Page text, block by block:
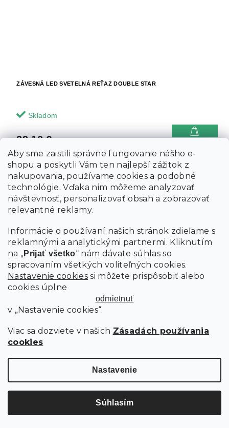
Aby sme zaistili správne fungovanie nášho e-
shopu a poskytli Vám ten najlepší zážitok z
nakupovania, používame cookies a podobné
technológie. Vďaka nim môžeme analyzovať
návštevnosť, personalizovať obsah a zobrazovať
relevantné reklamy.
Informácie o používaní našich stránok zdieľame s
reklamnými a analytickými partnermi. Kliknutím
na „Prijať všetko“ nám dávate súhlas so
spracovaním všetkých voliteľných cookies.
Nastavenie cookies si môžete prispôsobiť alebo
cookies úplne
odmietnuť
v „Nastavenie cookies“.
Viac sa dozviete v našich Zásadách používania
cookies
Nastavenie
Súhlasím
ZÁVESNÁ LED SVETELNÁ REŤAZ DOUBLE STAR
Skladom
29.10 €
Akcia
ZÁVESNÝ PORCELÁNOVÝ SVIETNIK DOMČEK HRANATÝ - RÔZNE
VEĽKOSTI
od15.70 € Detail